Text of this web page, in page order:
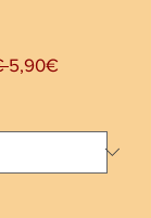
Prezzo
5,90€